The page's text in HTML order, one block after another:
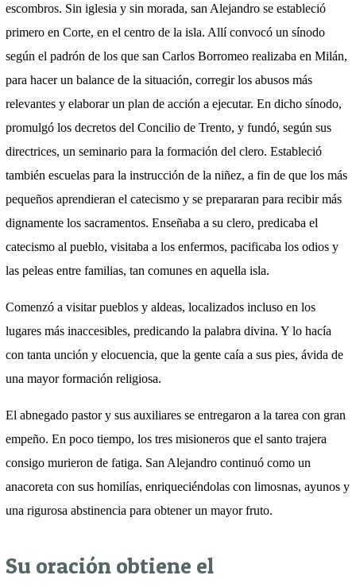
escombros. Sin iglesia y sin morada, san Alejandro se estableció
primero en Corte, en el centro de la isla. Allí convocó un sínodo
según el padrón de los que san Carlos Borromeo realizaba en Milán,
para hacer un balance de la situación, corregir los abusos más
relevantes y elaborar un plan de acción a ejecutar. En dicho sínodo,
promulgó los decretos del Concilio de Trento, y fundó, según sus
directrices, un seminario para la formación del clero. Estableció
también escuelas para la instrucción de la niñez, a fin de que los más
pequeños aprendieran el catecismo y se prepararan para recibir más
dignamente los sacramentos. Enseñaba a su clero, predicaba el
catecismo al pueblo, visitaba a los enfermos, pacificaba los odios y
las peleas entre familias, tan comunes en aquella isla.
Comenzó a visitar pueblos y aldeas, localizados incluso en los
lugares más inaccesibles, predicando la palabra divina. Y lo hacía
con tanta unción y elocuencia, que la gente caía a sus pies, ávida de
una mayor formación religiosa.
El abnegado pastor y sus auxiliares se entregaron a la tarea con gran
empeño. En poco tiempo, los tres misioneros que el santo trajera
consigo murieron de fatiga. San Alejandro continuó como un
anacoreta con sus homilías, enriqueciéndolas con limosnas, ayunos y
una rigurosa abstinencia para obtener un mayor fruto.
Su oración obtiene el